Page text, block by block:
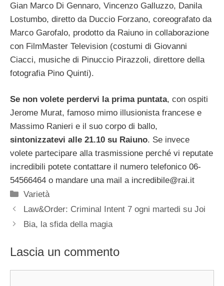
Gian Marco Di Gennaro, Vincenzo Galluzzo, Danila
Lostumbo, diretto da Duccio Forzano, coreografato da
Marco Garofalo, prodotto da Raiuno in collaborazione
con FilmMaster Television (costumi di Giovanni
Ciacci, musiche di Pinuccio Pirazzoli, direttore della
fotografia Pino Quinti).
Se non volete perdervi la prima puntata, con ospiti
Jerome Murat, famoso mimo illusionista francese e
Massimo Ranieri e il suo corpo di ballo,
sintonizzatevi alle 21.10 su Raiuno. Se invece
volete partecipare alla trasmissione perché vi reputate
incredibili potete contattare il numero telefonico 06-
54566464 o mandare una mail a incredibile@rai.it
Categorie
Varietà
Law&Order: Criminal Intent 7 ogni martedi su Joi
Bia, la sfida della magia
Lascia un commento